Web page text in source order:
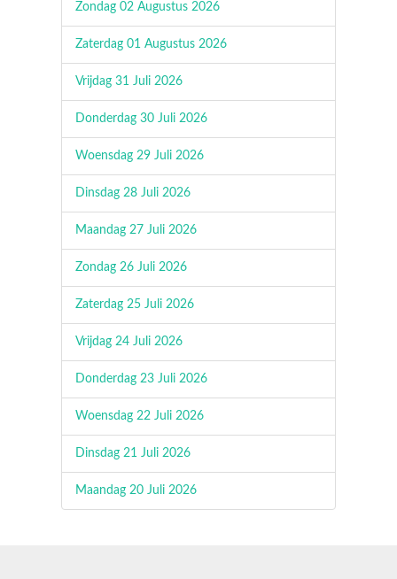
Zondag 02 Augustus 2026
Zaterdag 01 Augustus 2026
Vrijdag 31 Juli 2026
Donderdag 30 Juli 2026
Woensdag 29 Juli 2026
Dinsdag 28 Juli 2026
Maandag 27 Juli 2026
Zondag 26 Juli 2026
Zaterdag 25 Juli 2026
Vrijdag 24 Juli 2026
Donderdag 23 Juli 2026
Woensdag 22 Juli 2026
Dinsdag 21 Juli 2026
Maandag 20 Juli 2026